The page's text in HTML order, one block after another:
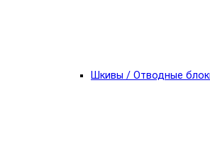
Шкивы / Отводные